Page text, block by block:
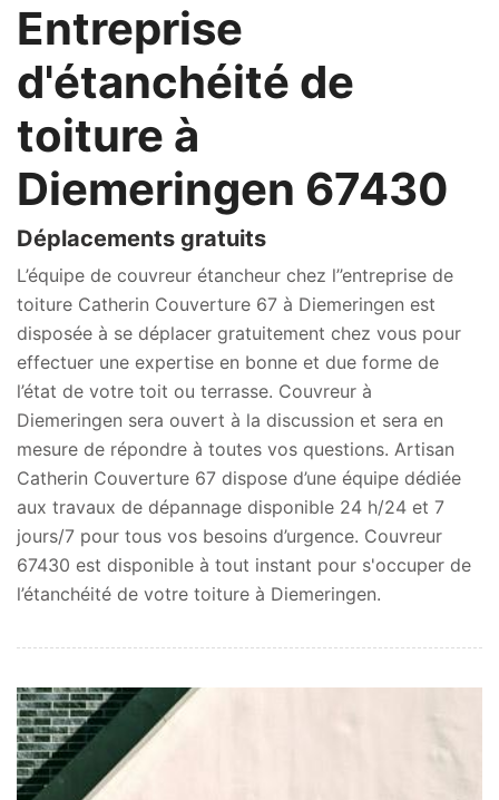
Entreprise
d'étanchéité de
toiture à
Diemeringen 67430
Déplacements gratuits
L’équipe de couvreur étancheur chez l’’entreprise de
toiture Catherin Couverture 67 à Diemeringen est
disposée à se déplacer gratuitement chez vous pour
effectuer une expertise en bonne et due forme de
l’état de votre toit ou terrasse. Couvreur à
Diemeringen sera ouvert à la discussion et sera en
mesure de répondre à toutes vos questions. Artisan
Catherin Couverture 67 dispose d’une équipe dédiée
aux travaux de dépannage disponible 24 h/24 et 7
jours/7 pour tous vos besoins d’urgence. Couvreur
67430 est disponible à tout instant pour s'occuper de
l’étanchéité de votre toiture à Diemeringen.